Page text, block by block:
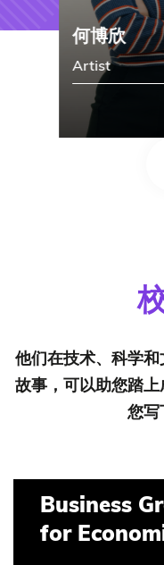
何博欣
Artist
他们在技术、科学
故事，可以助您踏
您写
Business
for